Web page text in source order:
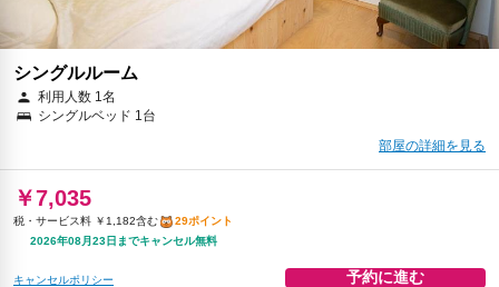
シングルルーム
利用人数 1名
シングルベッド 1台
部屋の詳細を見る
￥7,035
税・サービス料 ￥1,182含む
29ポイント
2026年08月23日までキャンセル無料
キャンセルポリシー 予約に進む